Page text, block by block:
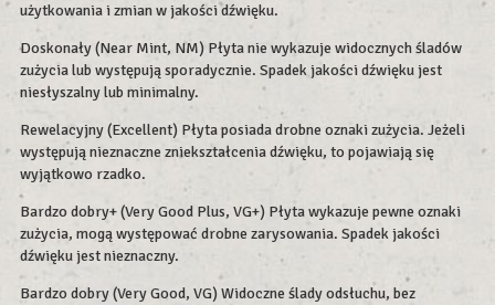
użytkowania i zmian w jakości dźwięku.
Doskonały (Near Mint, NM) Płyta nie wykazuje widocznych śladów
zużycia lub występują sporadycznie. Spadek jakości dźwięku jest
niesłyszalny lub minimalny.
Rewelacyjny (Excellent) Płyta posiada drobne oznaki zużycia. Jeżeli
występują nieznaczne zniekształcenia dźwięku, to pojawiają się
wyjątkowo rzadko.
Bardzo dobry+ (Very Good Plus, VG+) Płyta wykazuje pewne oznaki
zużycia, mogą występować drobne zarysowania. Spadek jakości
dźwięku jest nieznaczny.
Bardzo dobry (Very Good, VG) Widoczne ślady odsłuchu, bez